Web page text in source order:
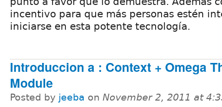
incentivo para que más personas estén
iniciarse en esta potente tecnología.
Introduccion a : Context + Omega
Module
Posted by jeeba on November 2, 2011 at